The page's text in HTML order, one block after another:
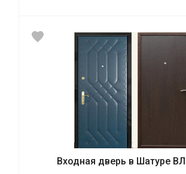
Входная дверь в Шатуре